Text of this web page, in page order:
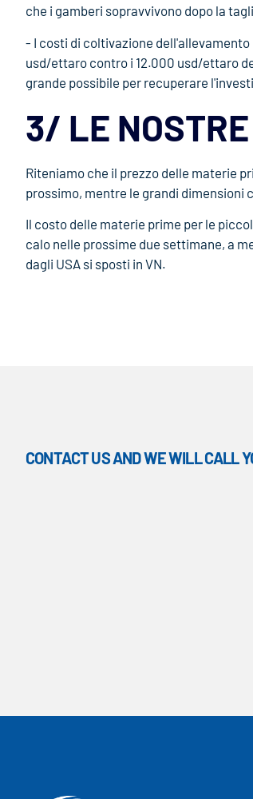
che i gamberi sopravvivono dopo la
- I costi di coltivazione
usd/ettaro contro i 12.000 usd/ettaro
grande possibile per recuperare
3/ LE
Riteniamo che il prezzo delle materie
prossimo, mentre le grandi dimensioni
Il costo delle materie prime per le
calo nelle prossime due settimane, a
dagli USA si sposti in VN.
CONTACT US AND WE WILL CALL